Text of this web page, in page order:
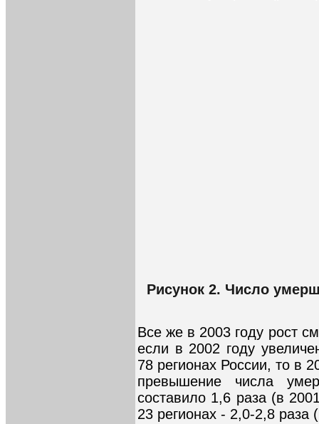
Рисунок 2. Число
Все же в 2003 году рост
если в 2002 году
78 регионах России, то в
превышение числа
составило 1,6 раза (в
23 регионах - 2,0-2,8 раза